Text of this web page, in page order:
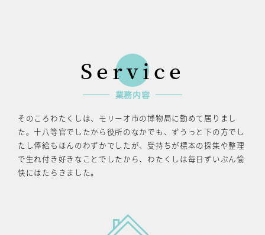
Service
業務内容
そのころわたくしは、モリーオ市の博物局に勤めて居りまし
た。十八等官でしたから役所のなかでも、ずうっと下の方でし
たし俸給もほんのわずかでしたが、受持ちが標本の採集や整理
で生れ付き好きなことでしたから、わたくしは毎日ずいぶん愉
快にはたらきました。